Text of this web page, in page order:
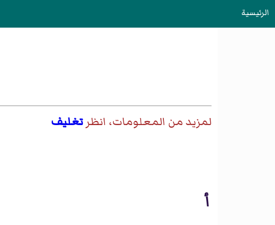
الرئيسية
لمزيد من المعلومات، انظرتغليف
أ